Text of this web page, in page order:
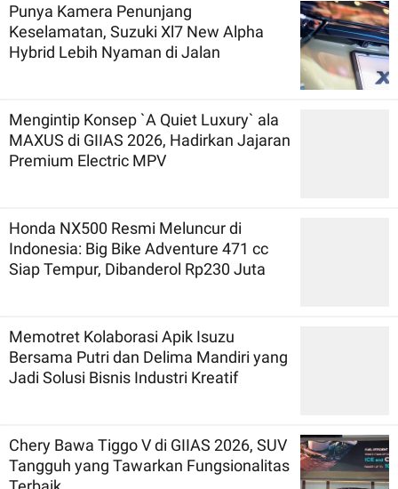
Punya Kamera Penunjang
Keselamatan, Suzuki Xl7 New Alpha
Hybrid Lebih Nyaman di Jalan
Mengintip Konsep `A Quiet Luxury` ala
MAXUS di GIIAS 2026, Hadirkan Jajaran
Premium Electric MPV
Honda NX500 Resmi Meluncur di
Indonesia: Big Bike Adventure 471 cc
Siap Tempur, Dibanderol Rp230 Juta
Memotret Kolaborasi Apik Isuzu
Bersama Putri dan Delima Mandiri yang
Jadi Solusi Bisnis Industri Kreatif
Chery Bawa Tiggo V di GIIAS 2026, SUV
Tangguh yang Tawarkan Fungsionalitas